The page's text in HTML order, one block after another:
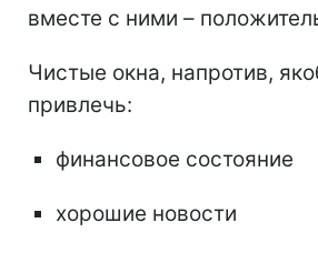
вместе с ними –
Чистые окна, напротив,
привлечь:
финансовое состояние
хорошие новости